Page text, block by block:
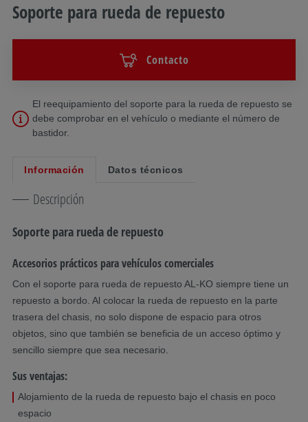
Soporte para rueda de repuesto
Contacto
El reequipamiento del soporte para la rueda de repuesto se
debe comprobar en el vehículo o mediante el número de
bastidor.
Información Datos técnicos
Descripción
Soporte para rueda de repuesto
Accesorios prácticos para vehículos comerciales
Con el soporte para rueda de repuesto AL-KO siempre tiene un
repuesto a bordo. Al colocar la rueda de repuesto en la parte
trasera del chasis, no solo dispone de espacio para otros
objetos, sino que también se beneficia de un acceso óptimo y
sencillo siempre que sea necesario.
Sus ventajas:
Alojamiento de la rueda de repuesto bajo el chasis en poco
espacio